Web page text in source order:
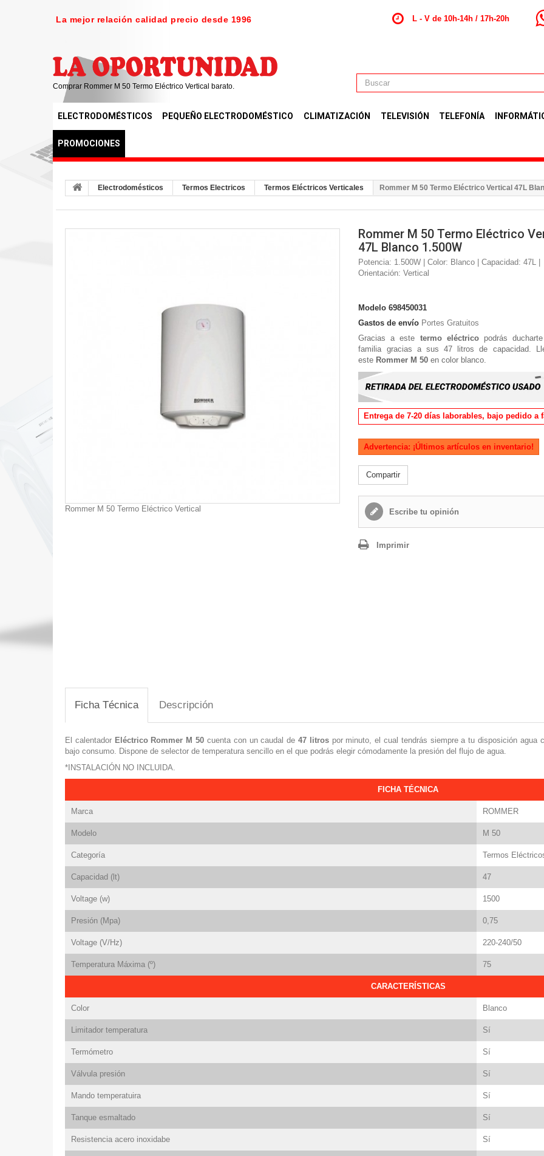
La mejor relación calidad precio desde 1996 L - V de 10h-14h / 17h-20h
Comprar Rommer M 50 Termo Eléctrico Vertical barato.
ELECTRODOMÉSTICOS PEQUEÑO ELECTRODOMÉSTICO CLIMATIZACIÓN TELEVISIÓN TELEFONÍA
PROMOCIONES
Electrodomésticos Termos Electricos Termos Eléctricos Verticales Rommer M 50 Termo Eléctrico Vertical 47L
Rommer M 50 Termo Eléctrico Vertical
Rommer M 50 Termo Eléctrico
47L Blanco 1.500W
Potencia: 1.500W | Color: Blanco | Capacidad: 47L |
Orientación: Vertical
Modelo 698450031
Gastos de envío Portes Gratuitos
Gracias a este termo eléctricopodrás
familia gracias a sus 47 litros de capacidad.
este Rommer M 50en color blanco.
Entrega de 7-20 días laborables, bajo pedido a
Advertencia: ¡Últimos artículos en inventario!
Compartir
Escribe tu opinión
Imprimir
Ficha Técnica Descripción
El calentador Eléctrico Rommer M 50 cuenta con un caudal de 47 litrospor minuto, el cual tendrás siempre a tu disposición agua
bajo consumo. Dispone de selector de temperatura sencillo en el que podrás elegir cómodamente la presión del flujo de agua.
*INSTALACIÓN NO INCLUIDA.
FICHA TÉCNICA
Marca ROMMER
Modelo M 50
Categoría Termos
Capacidad (lt) 47
Voltage (w) 1500
Presión (Mpa) 0,75
Voltage (V/Hz) 220-240/50
Temperatura Máxima (º) 75
CARACTERÍSTICAS
Color Blanco
Limitador temperatura Sí
Termómetro Sí
Válvula presión Sí
Mando temperatuira Sí
Tanque esmaltado Sí
Resistencia acero inoxidabe Sí